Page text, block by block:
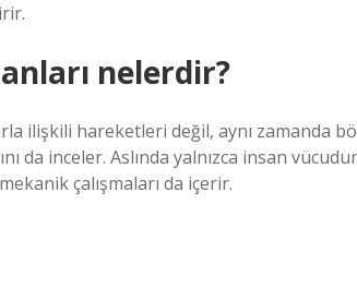
nelerdir?
ilişkili hareketleri değil, aynı zamanda
da inceler. Aslında yalnızca insan
çalışmaları da içerir.